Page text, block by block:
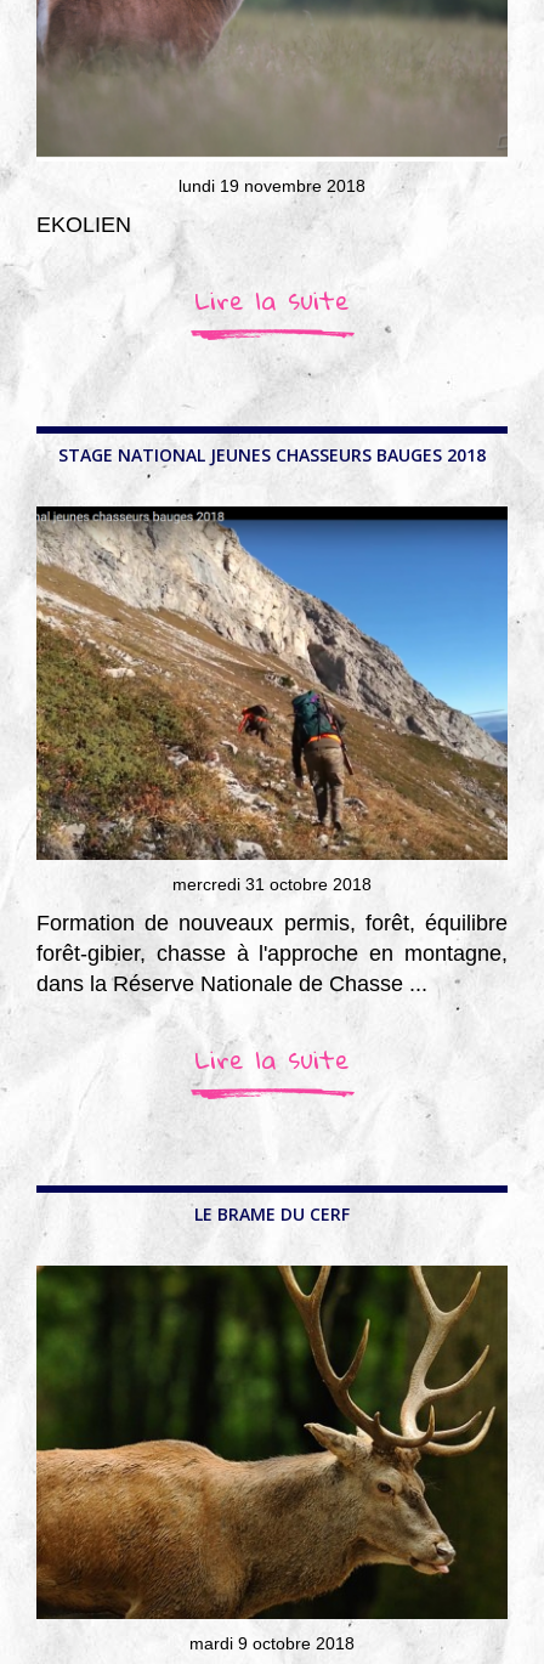
lundi 19 novembre 2018
EKOLIEN
Lire la suite
STAGE NATIONAL JEUNES CHASSEURS BAUGES 2018
mercredi 31 octobre 2018
Formation de nouveaux permis, forêt, équilibre
forêt-gibier, chasse à l'approche en montagne,
dans la Réserve Nationale de Chasse ...
Lire la suite
LE BRAME DU CERF
mardi 9 octobre 2018